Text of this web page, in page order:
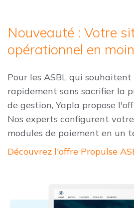
Nouveauté : Votre
opérationnel en
Pour les ASBL qui
rapidement sans sacrifier la
de gestion, Yapla propose
Nos experts configurent
modules de paiement en un
Découvrez l'offre Propulse